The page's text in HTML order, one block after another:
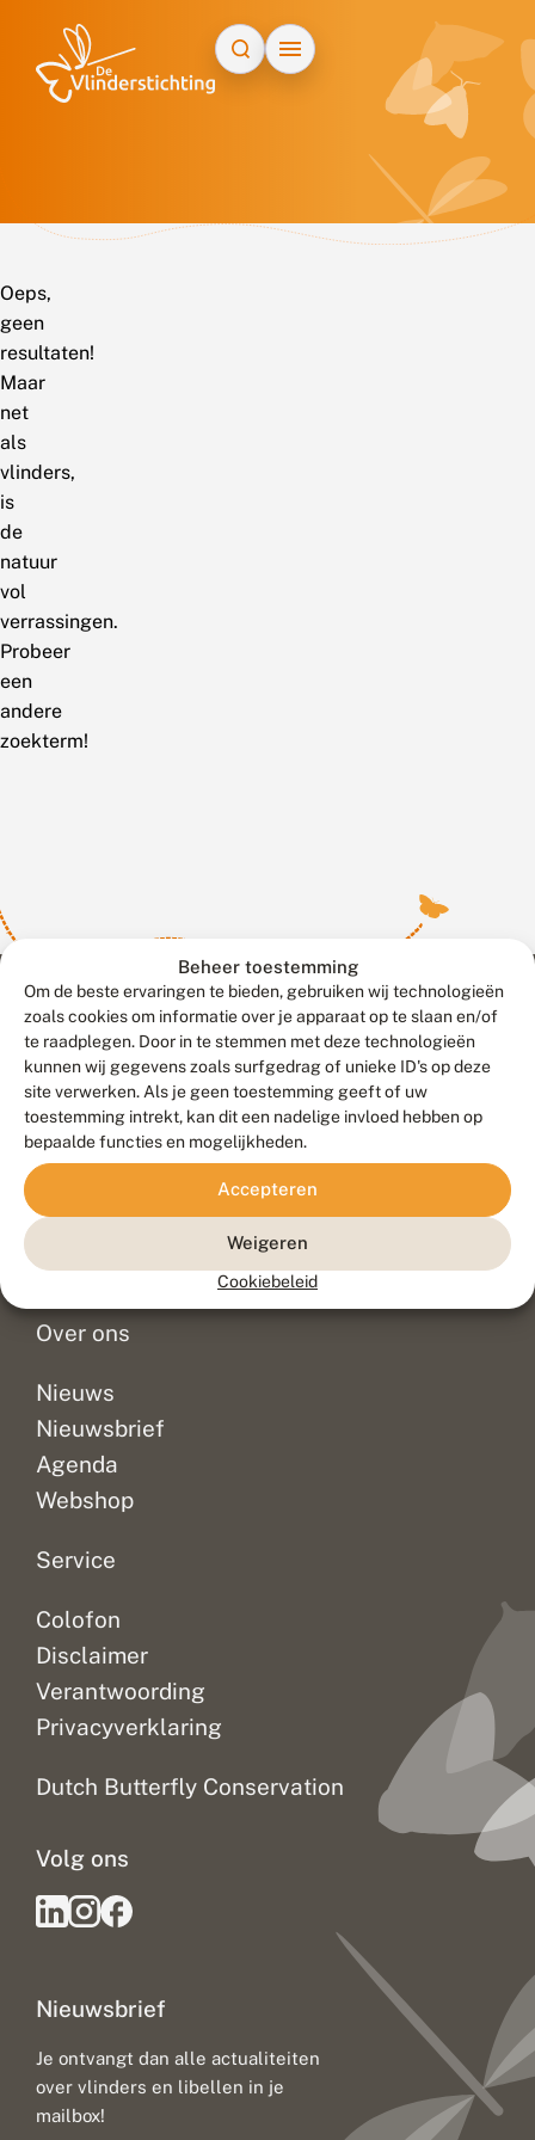
Beheer toestemming
Om de beste ervaringen te bieden, gebruiken wij technologieën
zoals cookies om informatie over je apparaat op te slaan en/of
te raadplegen. Door in te stemmen met deze technologieën
kunnen wij gegevens zoals surfgedrag of unieke ID's op deze
site verwerken. Als je geen toestemming geeft of uw
toestemming intrekt, kan dit een nadelige invloed hebben op
bepaalde functies en mogelijkheden.
Accepteren
Weigeren
Cookiebeleid
Oeps,
geen
resultaten!
Maar
net
als
vlinders,
is
de
natuur
vol
verrassingen.
Probeer
een
andere
zoekterm!
Contact
Veelgestelde vragen
Doneer
Over ons
Nieuws
Nieuwsbrief
Agenda
Webshop
Service
Colofon
Disclaimer
Verantwoording
Privacyverklaring
Dutch Butterfly Conservation
Nieuwsbrief
Je ontvangt dan alle actualiteiten
over vlinders en libellen in je
mailbox!
Volg ons
Meld waarnemingen© 2026 Vlinderstichting
Duurzaam ontwikkeld door
Go2People
, ontworpen door
Blue Field Agency
Privacy
Disclaimer
Sitemap